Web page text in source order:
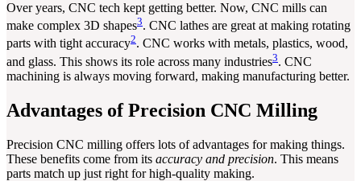
Over years, CNC tech kept getting better. Now, CNC mills can
make complex 3D shapes3. CNC lathes are great at making rotating
parts with tight accuracy2. CNC works with metals, plastics, wood,
and glass. This shows its role across many industries3. CNC
machining is always moving forward, making manufacturing better.
Advantages of Precision CNC Milling
Precision CNC milling offers lots of advantages for making things.
These benefits come from its accuracy and precision. This means
parts match up just right for high-quality making.